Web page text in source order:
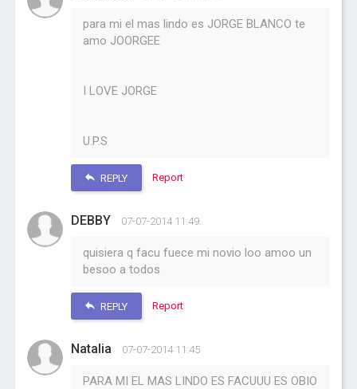
para mi el mas lindo es JORGE BLANCO te
amo JOORGEE
I LOVE JORGE
U.P.S
REPLY Report
DEBBY 07-07-2014 11:49
quisiera q facu fuece mi novio loo amoo un
besoo a todos
REPLY Report
Natalia 07-07-2014 11:45
PARA MI EL MAS LINDO ES FACUUU ES OBIO